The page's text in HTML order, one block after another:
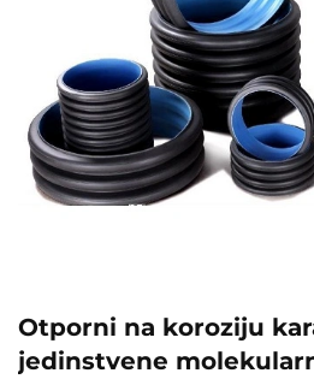
Otporni na koroziju
jedinstvene